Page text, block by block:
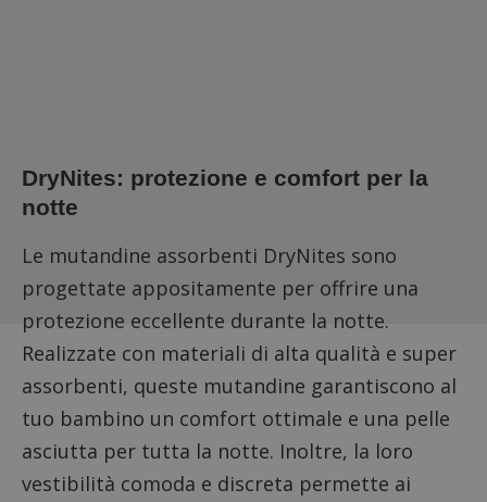
DryNites: protezione e comfort per la
notte
Le mutandine assorbenti DryNites sono
progettate appositamente per offrire una
protezione eccellente durante la notte.
Realizzate con materiali di alta qualità e super
assorbenti, queste mutandine garantiscono al
tuo bambino un comfort ottimale e una pelle
asciutta per tutta la notte. Inoltre, la loro
vestibilità comoda e discreta permette ai